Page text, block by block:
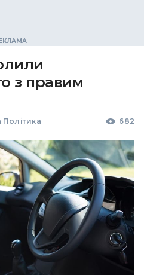
з правим
Політика 682